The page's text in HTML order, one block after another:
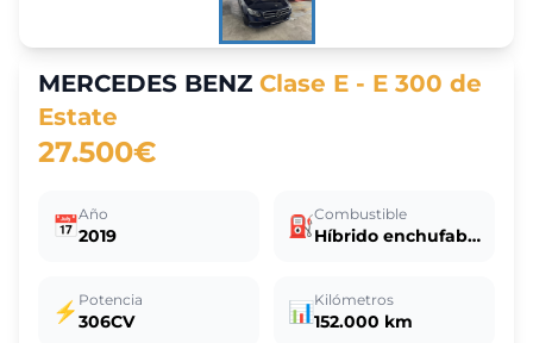
MERCEDES BENZ Clase E - E 300 de
Estate
27.500€
📅Año
2019 ⛽Combustible
Híbrido enchufable
⚡ Potencia
306CV 📊Kilómetros
152.000 km